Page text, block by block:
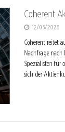
Coherent
12/05/2026
Coherent reitet
Nachfrage nach
Spezialisten für
sich der